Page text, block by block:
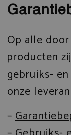
Op alle
producten
gebruiks-
onze
–